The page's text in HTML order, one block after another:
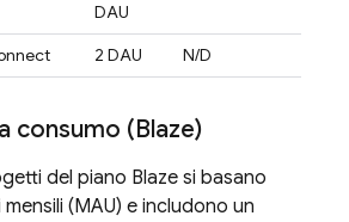
DAU
2 DAU N/D
consumo (Blaze)
del piano Blaze si basano
(MAU) e includono un